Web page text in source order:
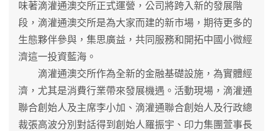
味著滴灌通澳交所正式運營，公司將跨入新的發展階
段，滴灌通澳交所是為大家而建的新市場，期待更多的
生態夥伴參與，集思廣益，共同服務和開拓中國小微經
濟這一投資藍海。
滴灌通澳交所作為全新的金融基礎設施，為實體經
濟，尤其是消費行業帶來發展機遇。活動現場，滴灌通
聯合創始人及主席李小加、滴灌通聯合創始人及行政總
裁張高波分別對話得到創始人羅振宇、印力集團萱事長